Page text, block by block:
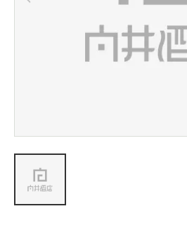
会社情報